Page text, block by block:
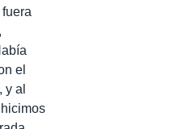
el
y al